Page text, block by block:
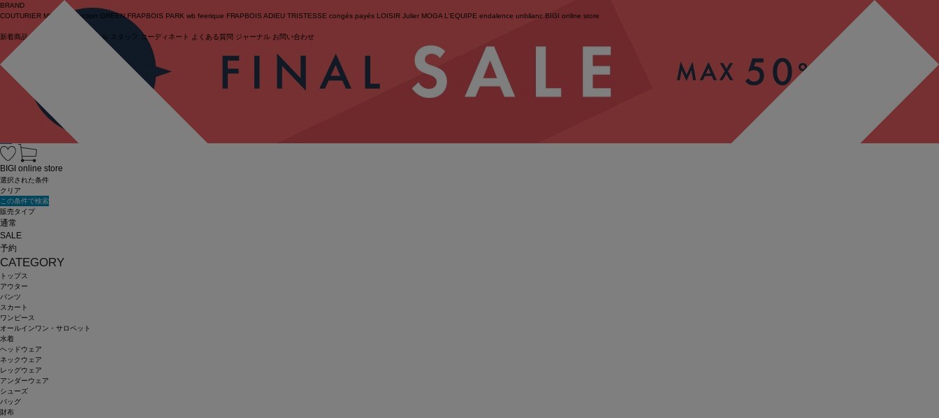
BRAND
COUTURIER MOGA Collection GREEN FRAPBOIS PARK wb feerique FRAPBOIS ADIEU TRISTESSE congés payés LOISIR Julier MOGA L'EQUIPE endalence unbilanc BIGI online store
新着商品 (ライブ) セール スタッフ コーディネート よくある質問 ジャーナル お問い合わせ
BIGI online store
選択された条件
クリア
この条件で検索
販売タイプ
通常
SALE
予約
CATEGORY
トップス
アウター
パンツ
スカート
ワンピース
オールインワン・サロペット
水着
ヘッドウェア
ネックウェア
レッグウェア
アンダーウェア
シューズ
バッグ
財布